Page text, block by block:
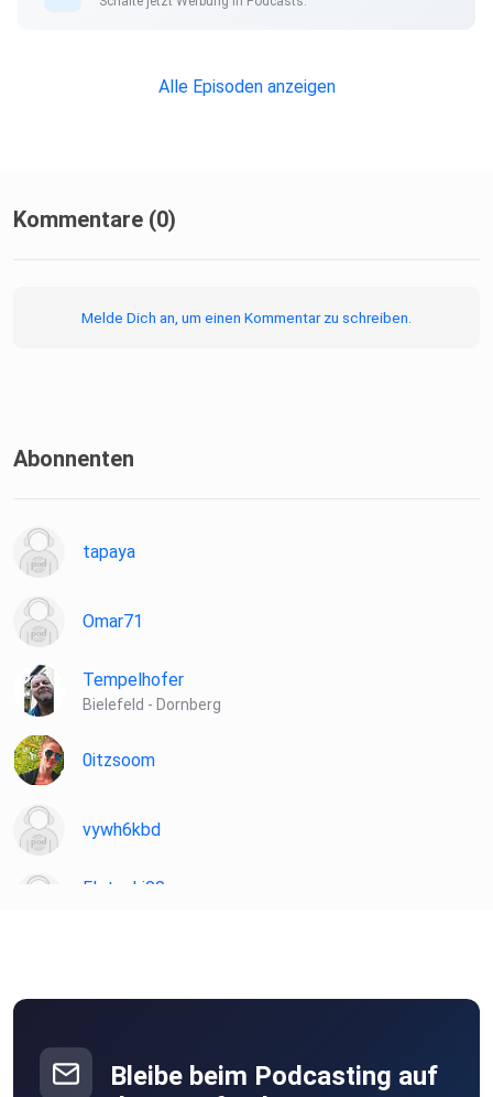
Alle Episoden anzeigen
Kommentare (0)
Melde Dich an, um einen Kommentar zu schreiben.
Abonnenten
tapaya
Omar71
Tempelhofer
Bielefeld - Dornberg
0itzsoom
vywh6kbd
Flotschi00
Bleibe beim Podcasting auf